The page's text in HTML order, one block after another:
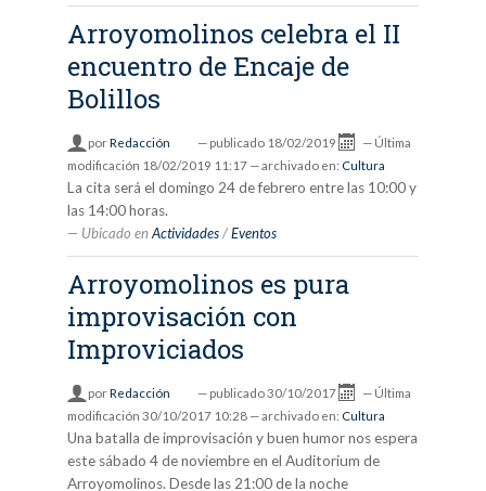
Arroyomolinos celebra el II
encuentro de Encaje de
Bolillos
porRedacción — publicado 18/02/2019 — Última
modificación 18/02/2019 11:17 — archivado en: Cultura
La cita será el domingo 24 de febrero entre las 10:00 y
las 14:00 horas.
Ubicado en Actividades /Eventos
Arroyomolinos es pura
improvisación con
Improviciados
porRedacción — publicado30/10/2017 — Última
modificación 30/10/2017 10:28 — archivado en: Cultura
Una batalla de improvisación y buen humor nos espera
este sábado 4 de noviembre en el Auditorium de
Arroyomolinos. Desde las 21:00 de la noche